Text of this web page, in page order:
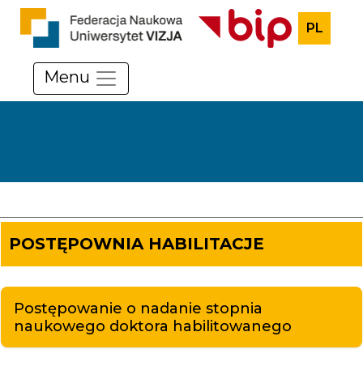
PL
Menu
POSTĘPOWNIA HABILITACJE
Postępowanie o nadanie stopnia
naukowego doktora habilitowanego​